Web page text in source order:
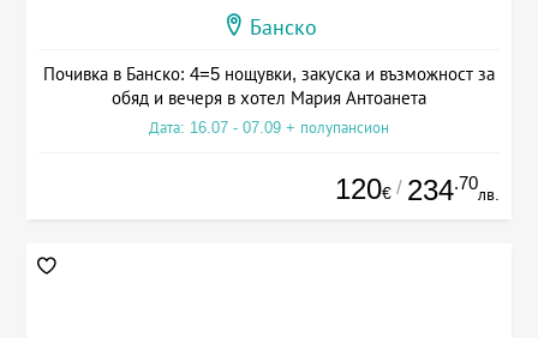
Банско
Почивка в Банско: 4=5 нощувки, закуска и възможност за
обяд и вечеря в хотел Мария Антоанета
Дата: 16.07 - 07.09 + полупансион
120€ / 234.70
лв.